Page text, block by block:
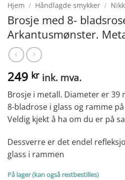
Hjem / Håndlagde smykker /
Brosje med 8-
Arkantusmønster.
249 kr ink. mva.
Brosje i metall. Diameter er 39
8-bladrose i glass og ramme
Veldig kjekt å ha om du er på
Dessverre er det endel
glass i rammen
På lager (kan også restbestilles)